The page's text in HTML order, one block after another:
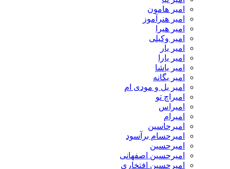
امیر هامون
امیر هنرآموز
امیر هیرا
امیر وکیلی
امیر یار
امیر یارا
امیر یاشا
امیر یگانه
امیر یل و مودی ام
امیراچ تو
امیراس
امیرام
امیرحاسین
امیرحسام برآسود
امیرحسین
امیرحسین اصفهانی
امیرحسین افتخاری